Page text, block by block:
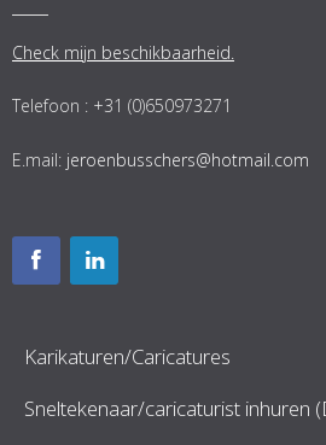
Check mijn beschikbaarheid.
Telefoon : +31 (0)650973271
E.mail: jeroenbusschers@hotmail.com
Karikaturen/Caricatures
Sneltekenaar/caricaturist inhuren